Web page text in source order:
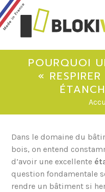
POURQUOI
«
Dans le domaine du
bois, on entend
d’avoir une excellente
question fondamentale
rendre un bâtiment si